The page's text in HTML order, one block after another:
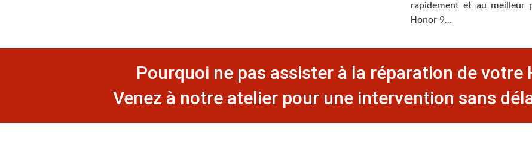
rapidement et au meilleur
Honor 9…
Pourquoi ne pas assister à la réparation de votre
Venez à notre atelier pour une intervention sans